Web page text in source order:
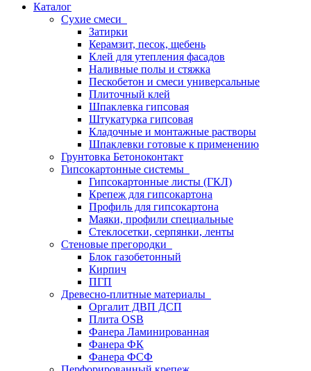
Каталог
Сухие смеси
Затирки
Керамзит, песок, щебень
Клей для утепления фасадов
Наливные полы и стяжка
Пескобетон и смеси универсальные
Плиточный клей
Шпаклевка гипсовая
Штукатурка гипсовая
Кладочные и монтажные растворы
Шпаклевки готовые к применению
Грунтовка Бетоноконтакт
Гипсокартонные системы
Гипсокартонные листы (ГКЛ)
Крепеж для гипсокартона
Профиль для гипсокартона
Маяки, профили специальные
Стеклосетки, серпянки, ленты
Стеновые прегородки
Блок газобетонный
Кирпич
ПГП
Древесно-плитные материалы
Оргалит ДВП ДСП
Плита OSB
Фанера Ламинированная
Фанера ФК
Фанера ФСФ